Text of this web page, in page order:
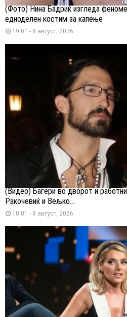
(Фото) Нина Бадриќ изгледа
едноделен костим за капење
19:01 - 8 август, 2026
(Видео) Багери во дворот и
Ракочевиќ и Вељко...
18:01 - 8 август, 2026